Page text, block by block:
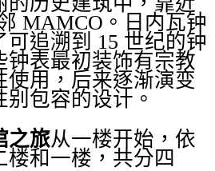
MAMCO。日内瓦钟
可追溯到 15 世纪的钟
钟表最初装饰有宗教
使用，后来逐渐演变
包容的设计。
之旅从一楼开始，依
楼和一楼，共分四